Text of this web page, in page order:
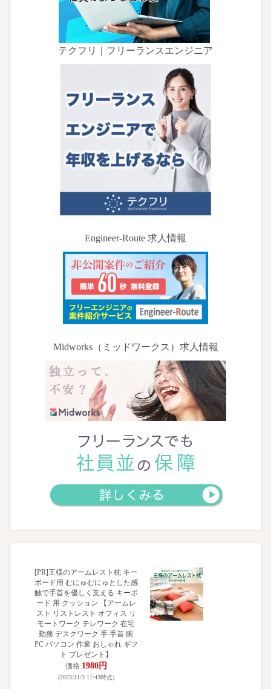
テクフリ｜フリーランスエンジニア
Engineer-Route 求人情報
Midworks（ミッドワークス）求人情報
[PR]王様のアームレスト枕 キー
ボード用 むにゅむにゅとした感
触で手首を優しく支える キーボ
ード 用 クッション 【アームレ
スト リストレスト オフィス リ
モートワーク テレワーク 在宅
勤務 デスクワーク 手 手首 腕
PC パソコン 作業 おしゃれ ギフ
ト プレゼント】
価格:1980円
(2023/11/3 11:43時点)